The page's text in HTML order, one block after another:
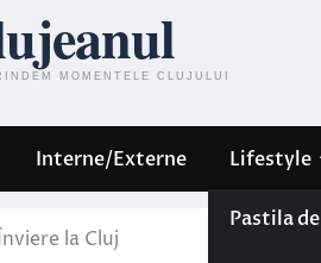
Interne/Externe Lifestyle
Pastila
la Cluj